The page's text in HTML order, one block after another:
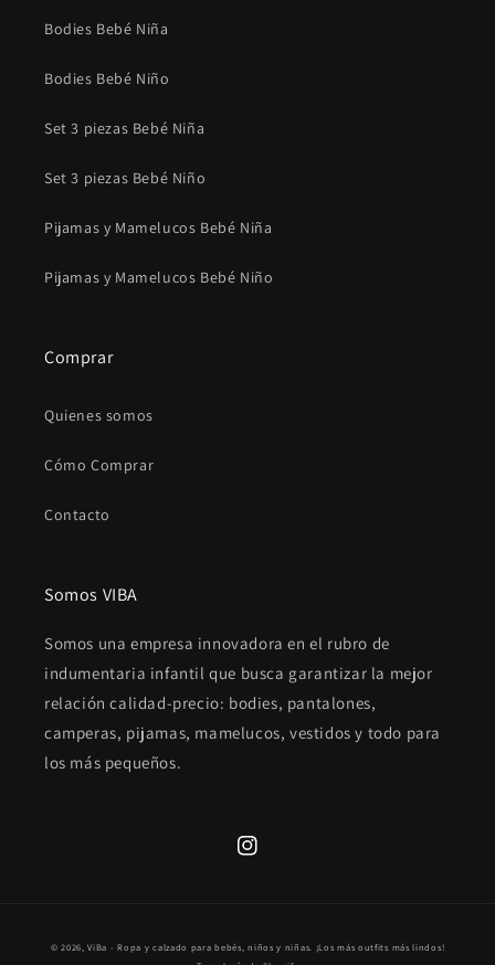
Bodies Bebé Niña
Bodies Bebé Niño
Set 3 piezas Bebé Niña
Set 3 piezas Bebé Niño
Pijamas y Mamelucos Bebé Niña
Pijamas y Mamelucos Bebé Niño
Comprar
Quienes somos
Cómo Comprar
Contacto
Somos VIBA
Somos una empresa innovadora en el rubro de
indumentaria infantil que busca garantizar la mejor
relación calidad-precio: bodies, pantalones,
camperas, pijamas, mamelucos, vestidos y todo para
los más pequeños.
Instagram
© 2026,ViBa - Ropa y calzado para bebés, niños y niñas. ¡Los más outfits más lindos!